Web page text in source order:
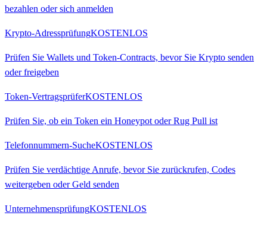
bezahlen oder sich anmelden
Krypto-AdressprüfungKOSTENLOS
Prüfen Sie Wallets und Token-Contracts, bevor Sie Krypto senden
oder freigeben
Token-VertragsprüferKOSTENLOS
Prüfen Sie, ob ein Token ein Honeypot oder Rug Pull ist
Telefonnummern-SucheKOSTENLOS
Prüfen Sie verdächtige Anrufe, bevor Sie zurückrufen, Codes
weitergeben oder Geld senden
UnternehmensprüfungKOSTENLOS